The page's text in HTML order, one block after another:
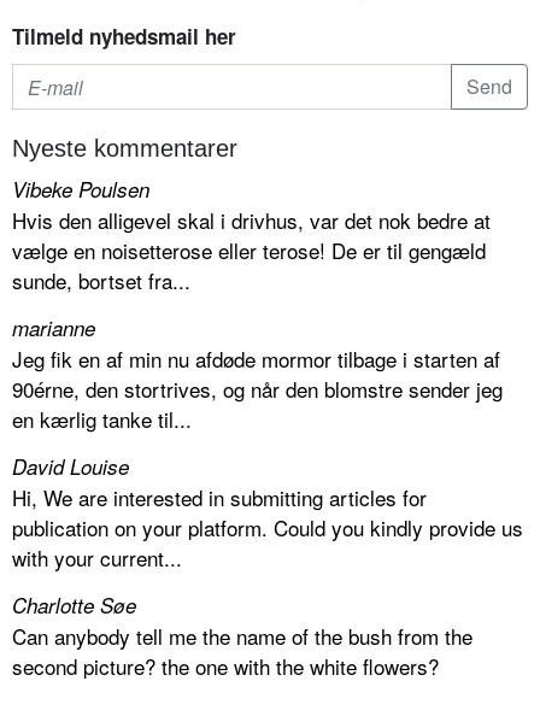
Tilmeld nyhedsmail her
Nyeste kommentarer
Vibeke Poulsen
Hvis den alligevel skal i drivhus, var det nok bedre at
vælge en noisetterose eller terose! De er til gengæld
sunde, bortset fra...
marianne
Jeg fik en af min nu afdøde mormor tilbage i starten af
90érne, den stortrives, og når den blomstre sender jeg
en kærlig tanke til...
David Louise
Hi, We are interested in submitting articles for
publication on your platform. Could you kindly provide us
with your current...
Charlotte Søe
Can anybody tell me the name of the bush from the
second picture? the one with the white flowers?